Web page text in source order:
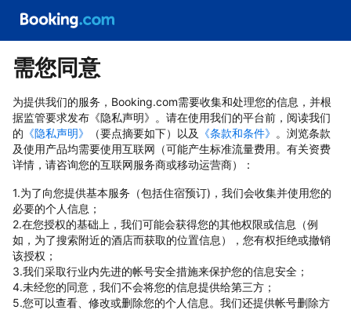
需您同意
为提供我们的服务，Booking.com需要收集和处理您的信息，并根
据监管要求发布《隐私声明》。请在使用我们的平台前，阅读我们
的 《隐私声明》 （要点摘要如下）以及 《条款和条件》 。浏览条款
及使用产品均需要使用互联网（可能产生标准流量费用。有关资费
详情，请咨询您的互联网服务商或移动运营商）：
1.为了向您提供基本服务（包括住宿预订)，我们会收集并使用您的
必要的个人信息；
2.在您授权的基础上，我们可能会获得您的其他权限或信息（例
如，为了搜索附近的酒店而获取的位置信息），您有权拒绝或撤销
该授权；
3.我们采取行业内先进的帐号安全措施来保护您的信息安全；
4.未经您的同意，我们不会将您的信息提供给第三方；
5.您可以查看、修改或删除您的个人信息。我们还提供帐号删除方